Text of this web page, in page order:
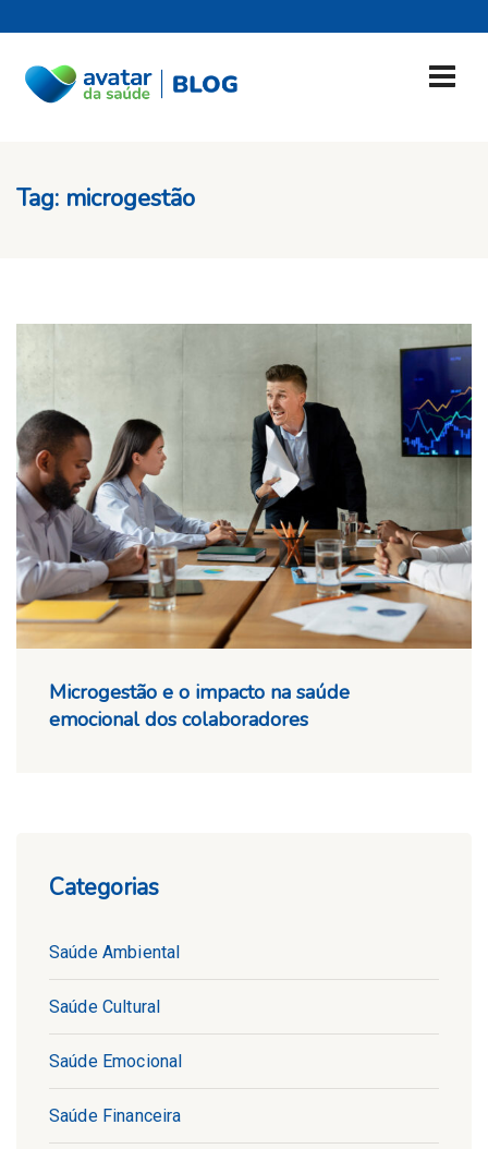
Tag: microgestão
Microgestão e o impacto na saúde
emocional dos colaboradores
Categorias
Saúde Ambiental
Saúde Cultural
Saúde Emocional
Saúde Financeira